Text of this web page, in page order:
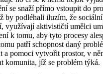
se snaží přímo vstoupit do
by podléhali iluzím, že sociální
využívají aktivističtí umělci
k tomu, aby tyto procesy
patří schopnost daný
a pomoci vytvořit prostor, v
komunita, jíž se problém týká.